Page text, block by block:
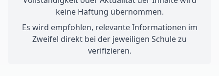
keine Haftung übernommen.
Es wird empfohlen, relevante Informationen im
Zweifel direkt bei der jeweiligen Schule zu
verifizieren.